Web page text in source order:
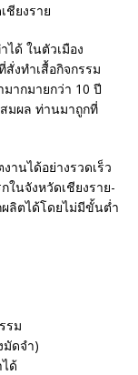
ชียงราย
ด้ ในตัวเมือง
งทำเสื้อกิจกรรม
ากมายกว่า 10 ปี
มผล ท่านมาถูกที่
านได้อย่างรวดเร็ว
ในจังหวัดเชียงราย-
ลิตได้โดยไม่มีขั้นต่ำ
รม
มัดจำ)
ด้